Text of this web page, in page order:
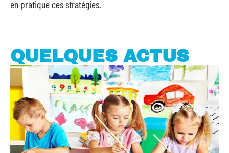
en pratique ces stratégies.
QUELQUES ACTUS